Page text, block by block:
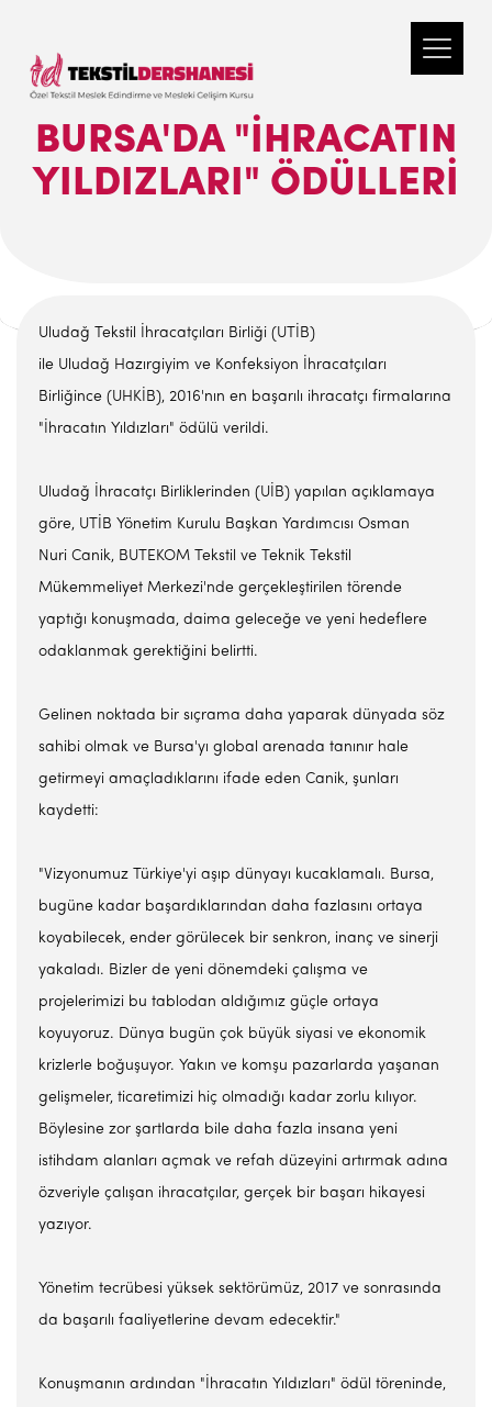
BURSA'DA "İHRACATIN
YILDIZLARI" ÖDÜLLERI
Uludağ Tekstil İhracatçıları Birliği (UTİB)
ile Uludağ Hazırgiyim ve Konfeksiyon İhracatçıları
Birliğince (UHKİB), 2016'nın en başarılı ihracatçı firmalarına
"İhracatın Yıldızları" ödülü verildi.
Uludağ İhracatçı Birliklerinden (UİB) yapılan açıklamaya
göre, UTİB Yönetim Kurulu Başkan Yardımcısı Osman
Nuri Canik, BUTEKOM Tekstil ve Teknik Tekstil
Mükemmeliyet Merkezi'nde gerçekleştirilen törende
yaptığı konuşmada, daima geleceğe ve yeni hedeflere
odaklanmak gerektiğini belirtti.
Gelinen noktada bir sıçrama daha yaparak dünyada söz
sahibi olmak ve Bursa'yı global arenada tanınır hale
getirmeyi amaçladıklarını ifade eden Canik, şunları
kaydetti:
"Vizyonumuz Türkiye'yi aşıp dünyayı kucaklamalı. Bursa,
bugüne kadar başardıklarından daha fazlasını ortaya
koyabilecek, ender görülecek bir senkron, inanç ve sinerji
yakaladı. Bizler de yeni dönemdeki çalışma ve
projelerimizi bu tablodan aldığımız güçle ortaya
koyuyoruz. Dünya bugün çok büyük siyasi ve ekonomik
krizlerle boğuşuyor. Yakın ve komşu pazarlarda yaşanan
gelişmeler, ticaretimizi hiç olmadığı kadar zorlu kılıyor.
Böylesine zor şartlarda bile daha fazla insana yeni
istihdam alanları açmak ve refah düzeyini artırmak adına
özveriyle çalışan ihracatçılar, gerçek bir başarı hikayesi
yazıyor.
Yönetim tecrübesi yüksek sektörümüz, 2017 ve sonrasında
da başarılı faaliyetlerine devam edecektir."
Konuşmanın ardından "İhracatın Yıldızları" ödül töreninde,